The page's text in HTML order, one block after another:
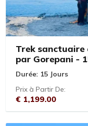
Trek sanctuaire
par Gorepani -
Durée: 15 Jours
Prix à Partir De:
€ 1,199.00